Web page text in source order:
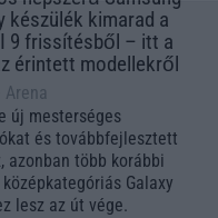
készülék kimarad a
9 frissítésből – itt a
érintett modellekről
Arena
új mesterséges
és továbbfejlesztett
azonban több korábbi
Galaxy
lesz az út vége.